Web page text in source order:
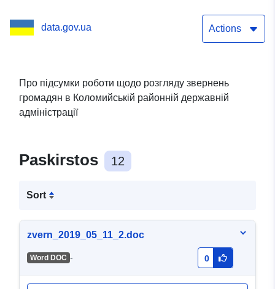
data.gov.ua Actions
Про підсумки роботи щодо розгляду звернень
громадян в Коломийській районній державній
адміністрації
Paskirstos 12
Sort
zvern_2019_05_11_2.doc
Word DOC - 0